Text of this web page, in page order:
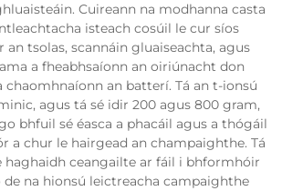
Cuireann na modhanna casta
isteach cosúil le cur síos
an tsolas, scannáin gluaiseachta, agus
a fheabhsaíonn an oiriúnacht don
chaomhnaíonn an batterí. Tá an t-ionsú
agus tá sé idir 200 agus 800 gram,
bhfuil sé éasca a phacáil agus a thógáil
a chur le hairgead an champaighthe. Tá
haghaidh ceangailte ar fáil i bhformhóir
na hionsú leictreacha campaighthe